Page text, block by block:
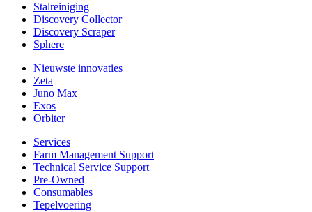
Stalreiniging
Discovery Collector
Discovery Scraper
Sphere
Nieuwste innovaties
Zeta
Juno Max
Exos
Orbiter
Services
Farm Management Support
Technical Service Support
Pre-Owned
Consumables
Tepelvoering